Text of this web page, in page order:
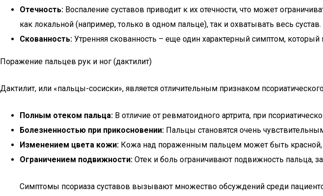
Отечность: Воспаление суставов приводит к их отечности, что может
как локальной (например, только в одном пальце), так и охватывать весь сустав.
Скованность: Утренняя скованность – еще один характерный симптом,
Поражение пальцев рук и ног (дактилит)
Дактилит, или «пальцы-сосиски», является отличительным признаком псориатического
Полным отеком пальца: В отличие от ревматоидного артрита, при
Болезненностью при прикосновении: Пальцы становятся очень
Изменением цвета кожи: Кожа над пораженным пальцем может быть
Ограничением подвижности: Отек и боль ограничивают подвижность пальца,
Симптомы псориаза суставов вызывают множество обсуждений среди